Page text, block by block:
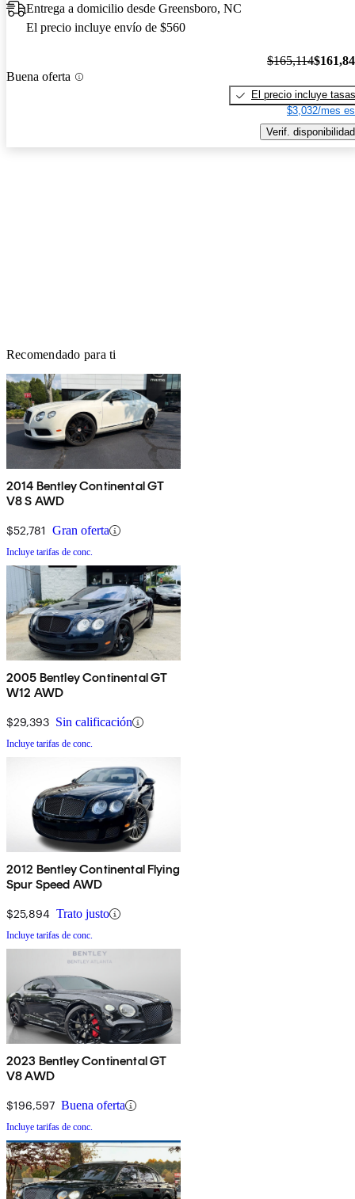
Entrega a domicilio desde Greensboro, NC
El precio incluye envío de $560
Buena oferta
$165,114
El precio incluye tasas
$3,032/mes
Verif. disponibilidad
Recomendado para ti
2014 Bentley Continental GT
V8 S AWD
$52,781 Gran oferta
Incluye tarifas de conc.
2005 Bentley Continental GT
W12 AWD
$29,393 Sin calificación
Incluye tarifas de conc.
2012 Bentley Continental Flying
Spur Speed AWD
$25,894 Trato justo
Incluye tarifas de conc.
2023 Bentley Continental GT
V8 AWD
$196,597 Buena oferta
Incluye tarifas de conc.